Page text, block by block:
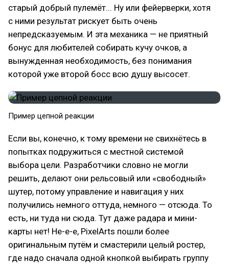
старый добрый пулемёт... Ну или фейерверки, хотя
с ними результат рискует быть очень
непредсказуемым. И эта механика — не приятный
бонус для любителей собирать кучу очков, а
вынужденная необходимость, без понимания
которой уже второй босс всю душу высосет.
Пример цепной реакции
Если вы, конечно, к тому времени не свихнётесь в
попытках подружиться с местной системой
выбора цели. Разработчики словно не могли
решить, делают они рельсовый или «свободный»
шутер, потому управление и навигация у них
получились немного оттуда, немного — отсюда. То
есть, ни туда ни сюда. Тут даже радара и мини-
карты нет! Не-е-е, PixelArts пошли более
оригинальным путём и смастерили целый ростер,
где надо сначала одной кнопкой выбирать группу